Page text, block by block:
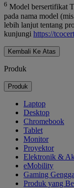
6 Model bersertifikat
pada nama model
lebih lanjut tentang
kunjungi https://
Kembali Ke Atas
Produk
Produk
Laptop
Desktop
Chromebook
Tablet
Monitor
Proyektor
Elektronik &
eMobility
Gaming
Produk yang